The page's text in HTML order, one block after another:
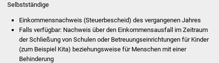
Zehntscheuer
Selbstständige
Einkommensnachweis (Steuerbescheid) des vergangenen Jahres
Falls verfügbar: Nachweis über den Einkommensausfall im Zeitraum
der Schließung von Schulen oder Betreuungseinrichtungen für Kinder
(zum Beispiel Kita) beziehungsweise für Menschen mit einer
Behinderung